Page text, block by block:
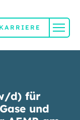
KARRIERE
d) für
und